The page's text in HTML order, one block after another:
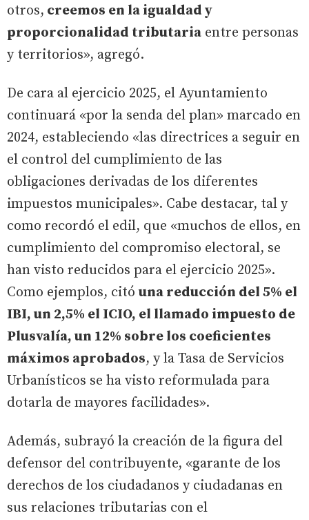
otros, creemos en la igualdad y
proporcionalidad tributaria entre personas
y territorios», agregó.
De cara al ejercicio 2025, el Ayuntamiento
continuará «por la senda del plan» marcado en
2024, estableciendo «las directrices a seguir en
el control del cumplimiento de las
obligaciones derivadas de los diferentes
impuestos municipales». Cabe destacar, tal y
como recordó el edil, que «muchos de ellos, en
cumplimiento del compromiso electoral, se
han visto reducidos para el ejercicio 2025».
Como ejemplos, citó una reducción del 5% el
IBI, un 2,5% el ICIO, el llamado impuesto de
Plusvalía, un 12% sobre los coeficientes
máximos aprobados, y la Tasa de Servicios
Urbanísticos se ha visto reformulada para
dotarla de mayores facilidades».
Además, subrayó la creación de la figura del
defensor del contribuyente, «garante de los
derechos de los ciudadanos y ciudadanas en
sus relaciones tributarias con el